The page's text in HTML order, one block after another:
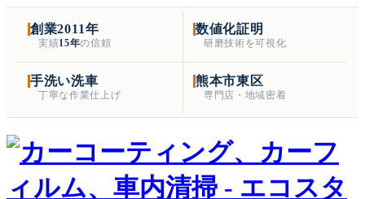
創業2011年
実績15年の信頼
数値化証明
研磨技術を可視化
手洗い洗車
丁寧な作業仕上げ
熊本市東区
専門店・地域密着